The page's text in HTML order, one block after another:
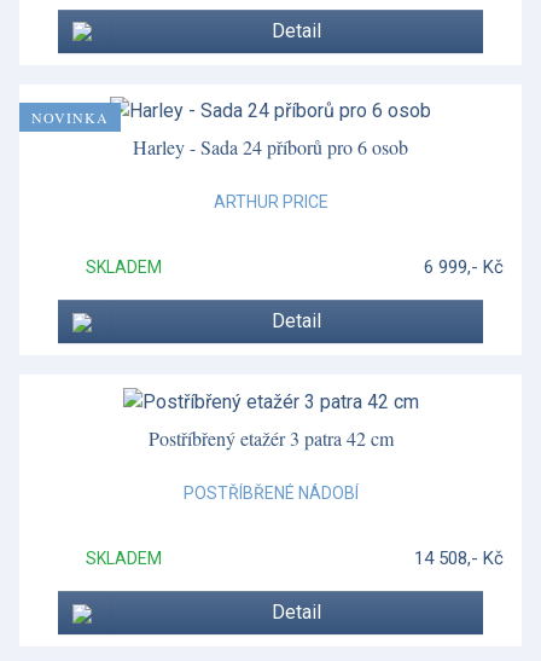
Detail
Harley - Sada 24 příborů pro 6 osob
ARTHUR PRICE
SKLADEM 6 999,- Kč
Detail
NOVINKA
Postříbřený etažér 3 patra 42 cm
POSTŘÍBŘENÉ NÁDOBÍ
SKLADEM 14 508,- Kč
Detail